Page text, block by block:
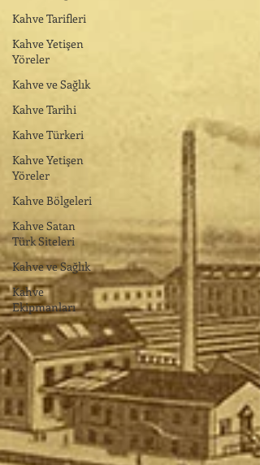
Kahve Tarifleri
Kahve Yetişen
Yöreler
Kahve ve Sağlık
Kahve Tarihi
Kahve Türkeri
Kahve Yetişen
Yöreler
Kahve Bölgeleri
Kahve Satan
Türk Siteleri
Kahve ve Sağlık
Kahve
Ekipmanları